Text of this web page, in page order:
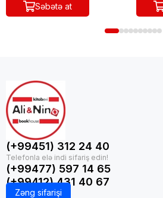
Səbətə at
(+99451) 312 24 40
(+99477) 597 14 65
(+99412) 431 40 67
Zəng sifarişi